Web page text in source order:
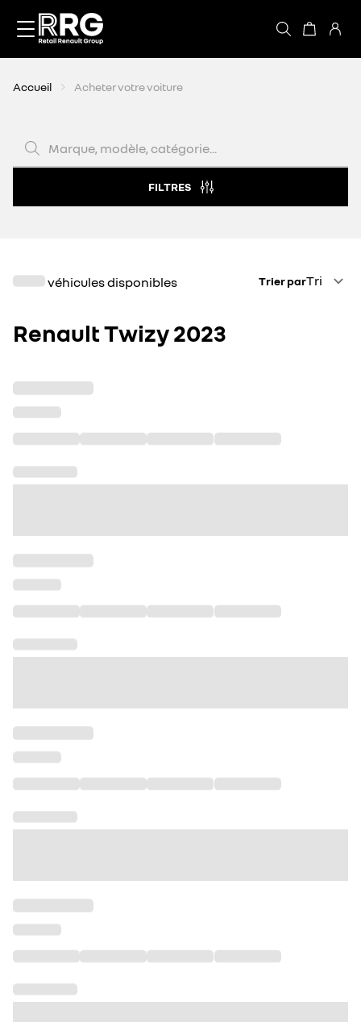
Accueil Acheter votre voiture
FILTRES
véhicules disponibles Trier parTri
Renault Twizy 2023